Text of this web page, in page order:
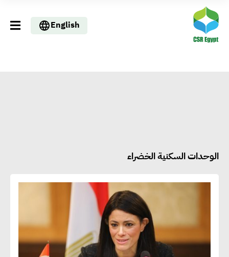
English
الوحدات السكنية الخضراء